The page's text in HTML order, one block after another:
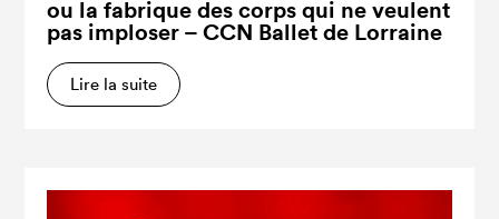
ou la fabrique des corps qui ne veulent
pas imploser – CCN Ballet de Lorraine
Lire la suite